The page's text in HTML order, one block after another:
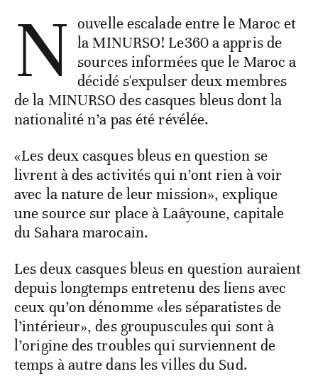
N ouvelle escalade entre le Maroc et
la MINURSO! Le360 a appris de
sources informées que le Maroc a
décidé s'expulser deux membres
de la MINURSO des casques bleus dont la
nationalité n’a pas été révélée.
«Les deux casques bleus en question se
livrent à des activités qui n’ont rien à voir
avec la nature de leur mission», explique
une source sur place à Laâyoune, capitale
du Sahara marocain.
Les deux casques bleus en question auraient
depuis longtemps entretenu des liens avec
ceux qu’on dénomme «les séparatistes de
l’intérieur», des groupuscules qui sont à
l’origine des troubles qui surviennent de
temps à autre dans les villes du Sud.